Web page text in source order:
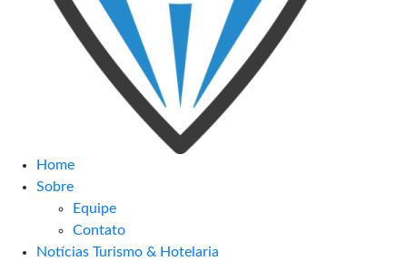
Home
Sobre
Equipe
Contato
Notícias Turismo & Hotelaria